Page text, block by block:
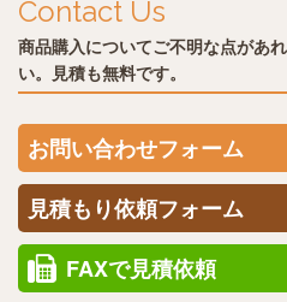
Contact Us
商品購入についてご不明な点があ
い。見積も無料です。
お問い合わせフォーム
見積もり依頼フォーム
FAXで見積依頼